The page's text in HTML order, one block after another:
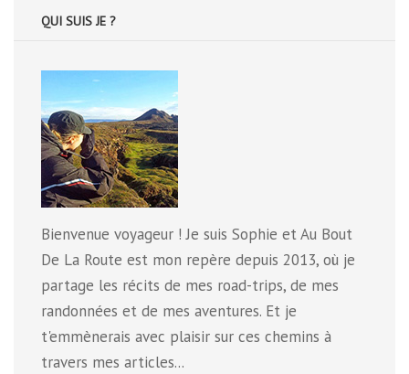
QUI SUIS JE ?
Bienvenue voyageur ! Je suis Sophie et Au Bout
De La Route est mon repère depuis 2013, où je
partage les récits de mes road-trips, de mes
randonnées et de mes aventures. Et je
t'emmènerais avec plaisir sur ces chemins à
travers mes articles...